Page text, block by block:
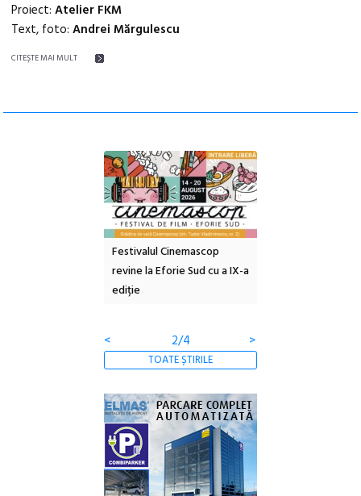
Proiect:Atelier FKM
Text, foto:Andrei Mărgulescu
CITEŞTE MAI MULT
Festivalul Cinemascop
revine la Eforie Sud cu a IX-a
ediție
<
2/4 >
TOATE ȘTIRILE